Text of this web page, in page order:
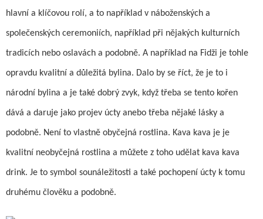
hlavní a klíčovou rolí, a to například v náboženských a
společenských ceremoniích, například při nějakých kulturních
tradicích nebo oslavách a podobně. A například na Fidži je tohle
opravdu kvalitní a důležitá bylina. Dalo by se říct, že je to i
národní bylina a je také dobrý zvyk, když třeba se tento kořen
dává a daruje jako projev úcty anebo třeba nějaké lásky a
podobně. Není to vlastně obyčejná rostlina. Kava kava je je
kvalitní neobyčejná rostlina a můžete z toho udělat kava kava
drink. Je to symbol sounáležitosti a také pochopení úcty k tomu
druhému člověku a podobně.